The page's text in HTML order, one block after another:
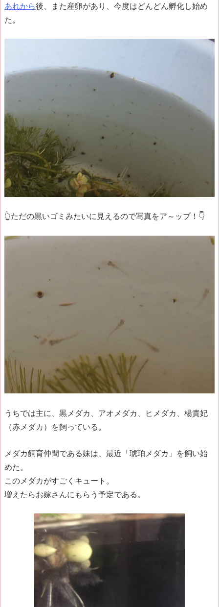
あれから後、また産卵があり、今度はどんどん孵化し始め
た。
👆ただの黒いゴミみたいに見えるので写真をア～ップ！👇
うちでは主に、黒メダカ、アオメダカ、ヒメダカ、楊貴妃
（赤メダカ）を飼っている。
メダカ飼育仲間である妹は、最近「琥珀メダカ」を飼い始
めた。
このメダカがすごくキュート。
増えたらお嫁さんにもらう予定である。